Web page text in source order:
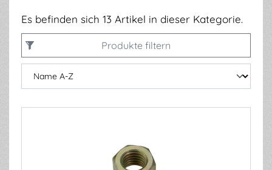
Es befinden sich 13 Artikel in dieser Kategorie.
Produkte filtern